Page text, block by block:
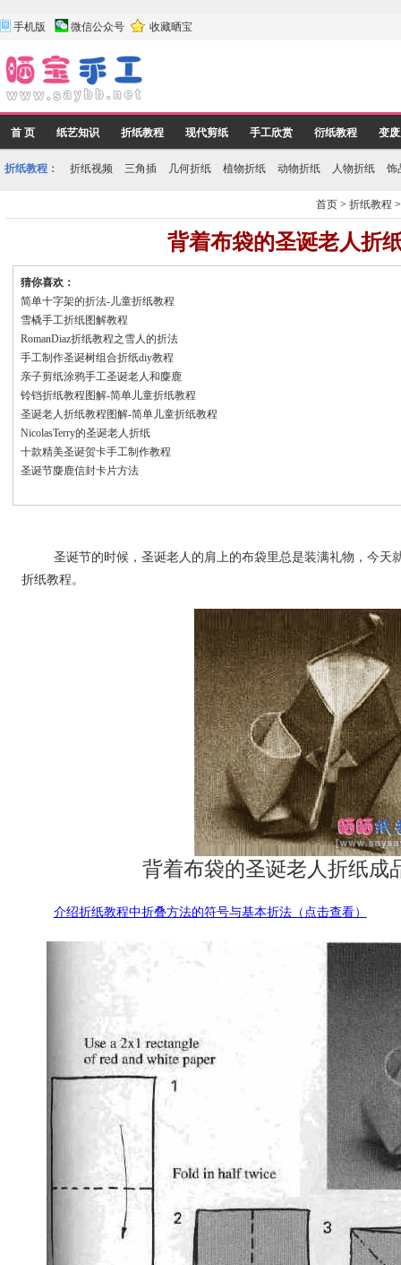
手机版 微信公众号 收藏晒宝
首 页 纸艺知识 折纸教程 现代剪纸 手工欣赏 衍纸教程 变
折纸教程： 折纸视频 三角插 几何折纸 植物折纸 动物折纸 人物折纸 饰
首页 >折纸教程
背着布袋的圣诞老人折
猜你喜欢：
简单十字架的折法-儿童折纸教程
雪橇手工折纸图解教程
RomanDiaz折纸教程之雪人的折法
手工制作圣诞树组合折纸diy教程
亲子剪纸涂鸦手工圣诞老人和麋鹿
铃铛折纸教程图解-简单儿童折纸教程
圣诞老人折纸教程图解-简单儿童折纸教程
NicolasTerry的圣诞老人折纸
十款精美圣诞贺卡手工制作教程
圣诞节麋鹿信封卡片方法
圣诞节的时候，圣诞老人的肩上的布袋里总是装满礼物，今天
折纸教程。
背着布袋的圣诞老人折纸成
介绍折纸教程中折叠方法的符号与基本折法（点击查看）